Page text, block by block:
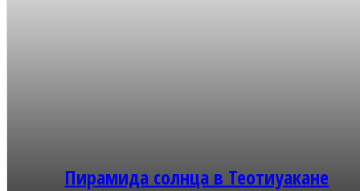
Пирамида солнца в Теотиуакане